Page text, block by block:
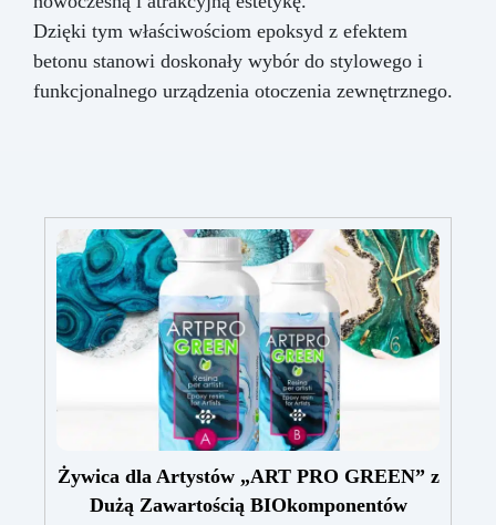
Dzięki tym właściwościom epoksyd z efektem
betonu stanowi doskonały wybór do stylowego i
funkcjonalnego urządzenia otoczenia zewnętrznego.
Żywica dla Artystów „ART PRO GREEN” z
Dużą Zawartością BIOkomponentów